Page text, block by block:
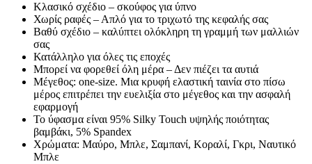
Κλασικό σχέδιο – σκούφος για ύπνο
Χωρίς ραφές – Απλό για το τριχωτό της κεφαλής σας
Βαθύ σχέδιο – καλύπτει ολόκληρη τη γραμμή των μαλλιών
σας
Κατάλληλο για όλες τις εποχές
Μπορεί να φορεθεί όλη μέρα – Δεν πιέζει τα αυτιά
Μέγεθος: one-size. Μια κρυφή ελαστική ταινία στο πίσω
μέρος επιτρέπει την ευελιξία στο μέγεθος και την ασφαλή
εφαρμογή
Το ύφασμα είναι 95% Silky Touch υψηλής ποιότητας
βαμβάκι, 5% Spandex
Χρώματα: Μαύρο, Μπλε, Σαμπανί, Κοραλί, Γκρι, Ναυτικό
Μπλε